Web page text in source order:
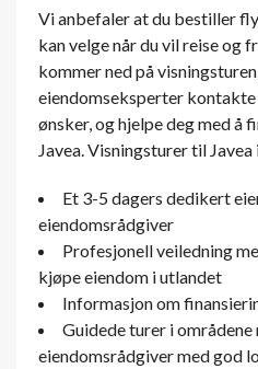
Vi anbefaler at du bestiller
kan velge når du vil reise og
kommer ned på
eiendomseksperter
ønsker, og hjelpe deg med å
Javea. Visningsturer til
Et 3-5 dagers dedikert
eiendomsrådgiver
Profesjonell veiledning
kjøpe eiendom i utlandet
Informasjon om
Guidede turer i områdene
eiendomsrådgiver med god